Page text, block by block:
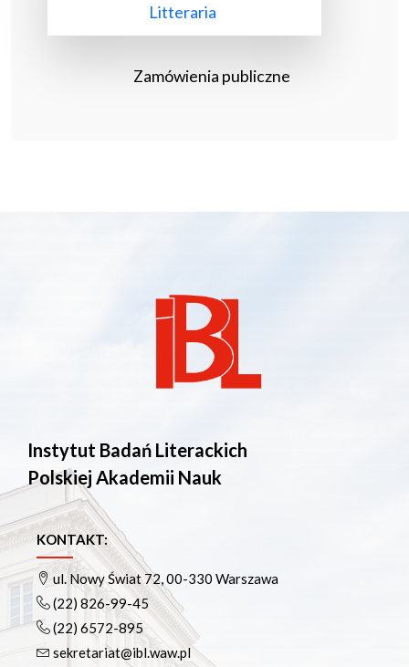
Litteraria
Zamówienia publiczne
Instytut Badań Literackich
Polskiej Akademii Nauk
KONTAKT:
ul. Nowy Świat 72, 00-330 Warszawa
(22) 826-99-45
(22) 6572-895
sekretariat@ibl.waw.pl